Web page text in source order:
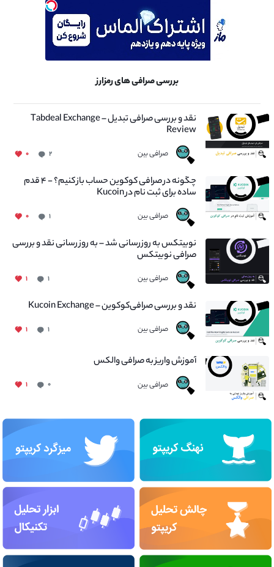
بررسی صرافی های رمزارز
نقد و بررسی صرافی تبدیل – Tabdeal Exchange
Review
صرافی بین ۲ ۰
چگونه در صرافی کوکوین حساب باز کنیم؟ - ۴ قدم
ساده برای ثبت نام در Kucoin
صرافی بین ۱ ۰
نوبیتکس به روزرسانی شد – به روز رسانی نقد و بررسی
صرافی نوبیتکس
صرافی بین ۱ ۱
نقد و بررسی صرافی‌کوکوین – Kucoin Exchange
صرافی بین ۱ ۱
آموزش واریز به صرافی والکس
صرافی بین ۰ ۱